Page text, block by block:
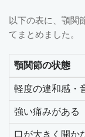
以下の表に、顎関
てまとめました。
顎関節の状態
軽度の違和感・
強い痛みがある
口が大きく開か